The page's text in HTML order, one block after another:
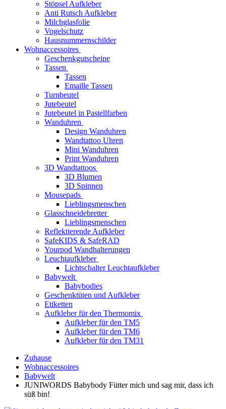
Stöpsel Aufkleber
Anti Rutsch Aufkleber
Milchglasfolie
Vogelschutz
Hausnummernschilder
Wohnaccessoires
Geschenkgutscheine
Tassen
Tassen
Emaille Tassen
Turnbeutel
Jutebeutel
Jutebeutel in Pastellfarben
Wanduhren
Design Wanduhren
Wandtattoo Uhren
Mini Wanduhren
Print Wanduhren
3D Wandtattoos
3D Blumen
3D Spinnen
Mousepads
Lieblingsmenschen
Glasschneidebretter
Lieblingsmenschen
Reflektierende Aufkleber
SafeKIDS & SafeRAD
Yourpod Wandhalterungen
Leuchtaufkleber
Lichtschalter Leuchtaufkleber
Babywelt
Babybodies
Geschenktüten und Aufkleber
Etiketten
Aufkleber für den Thermomix
Aufkleber für den TM5
Aufkleber für den TM6
Aufkleber für den TM31
Zuhause
Wohnaccessoires
Babywelt
JUNIWORDS Babybody Fütter mich und sag mir, dass ich
süß bin!